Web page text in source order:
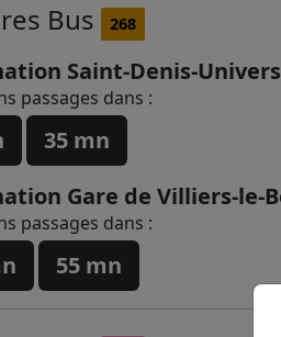
Bus 268
Saint-Denis-
passages dans :
35 mn
Gare de Villiers-le-
passages dans :
55 mn